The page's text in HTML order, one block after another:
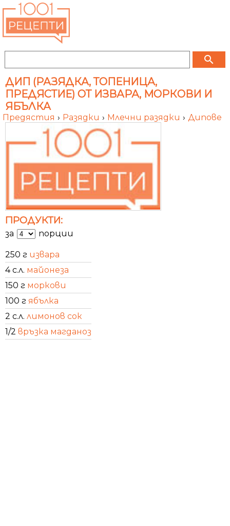
search
ДИП (РАЗЯДКА, ТОПЕНИЦА,
ПРЕДЯСТИЕ) ОТ ИЗВАРА, МОРКОВИ И
ЯБЪЛКА
Предястия › Разядки › Млечни разядки › Дипове
ПРОДУКТИ:
за порции
250 г извара
4 с.л. майонеза
150 г моркови
100 г ябълка
2 с.л. лимонов сок
1/2 връзка магданоз